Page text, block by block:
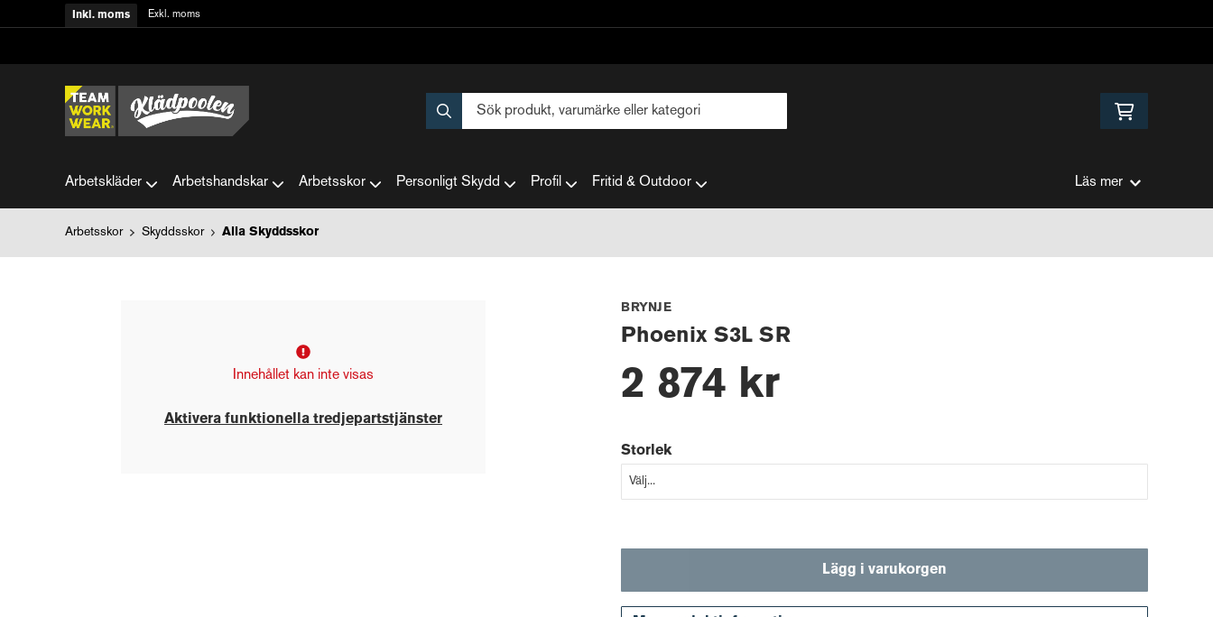
Inkl. moms Exkl. moms
Arbetskläder Arbetshandskar Arbetsskor Personligt Skydd Profil Fritid & Outdoor Läs mer
Arbetsskor Skyddsskor Alla Skyddsskor
Innehållet kan inte visas
Aktivera funktionella tredjepartstjänster
BRYNJE
Phoenix S3L SR
2 874 kr
Storlek
Lägg i varukorgen